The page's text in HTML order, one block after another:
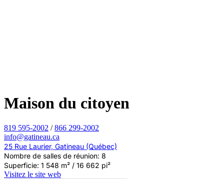
Maison du citoyen
819 595-2002 /866 299-2002
info@gatineau.ca
25 Rue Laurier, Gatineau (Québec)
Nombre de salles de réunion: 8
Superficie: 1 548 m² / 16 662 pi²
Visitez le site web